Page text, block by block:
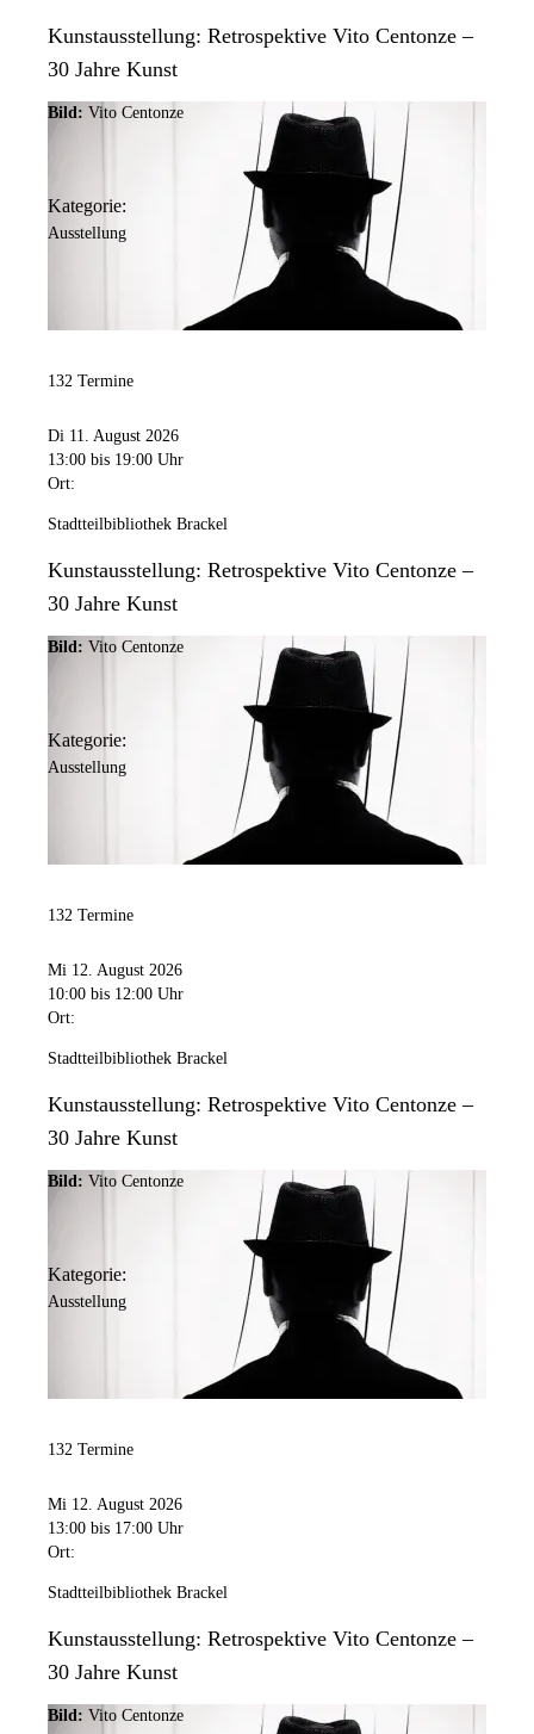
Kunstausstellung: Retrospektive Vito Centonze –
30 Jahre Kunst
Bild: Vito Centonze
Kategorie:
Ausstellung
132 Termine
Di 11. August 2026
13:00 bis 19:00 Uhr
Ort:
Stadtteilbibliothek Brackel
Kunstausstellung: Retrospektive Vito Centonze –
30 Jahre Kunst
Bild: Vito Centonze
Kategorie:
Ausstellung
132 Termine
Mi 12. August 2026
10:00 bis 12:00 Uhr
Ort:
Stadtteilbibliothek Brackel
Kunstausstellung: Retrospektive Vito Centonze –
30 Jahre Kunst
Bild: Vito Centonze
Kategorie:
Ausstellung
132 Termine
Mi 12. August 2026
13:00 bis 17:00 Uhr
Ort:
Stadtteilbibliothek Brackel
Kunstausstellung: Retrospektive Vito Centonze –
30 Jahre Kunst
Bild: Vito Centonze